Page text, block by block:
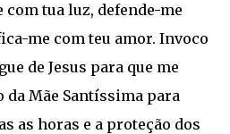
tua luz, defende-me
me com teu amor. Invoco
de Jesus para que me
da Mãe Santíssima para
as horas e a proteção dos